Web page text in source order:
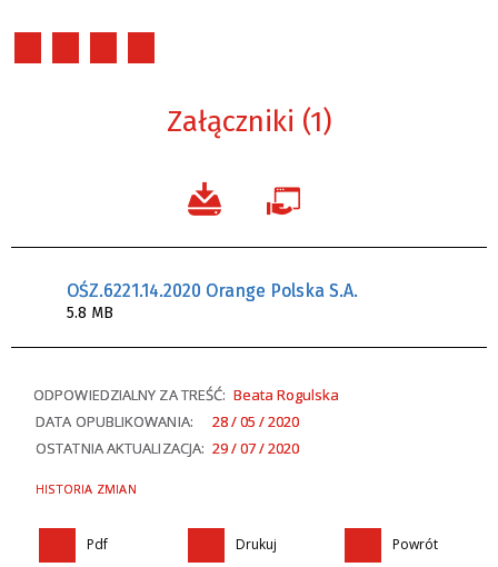
Załączniki (1)
OŚZ.6221.14.2020 Orange Polska S.A.
5.8 MB
ODPOWIEDZIALNY ZA TREŚĆ: Beata Rogulska
DATA OPUBLIKOWANIA:
28 / 05 / 2020
OSTATNIA AKTUALIZACJA: 29 / 07 / 2020
HISTORIA ZMIAN
Pdf Drukuj Powrót